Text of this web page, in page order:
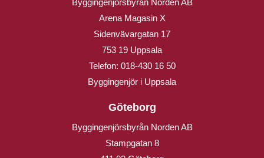
Arena Magasin X
Sidenvävargatan 17
753 19 Uppsala
Telefon: 018-430 16 50
Byggingenjör i Uppsala
Göteborg
Byggingenjörsbyrån Norden AB
Stampgatan 8